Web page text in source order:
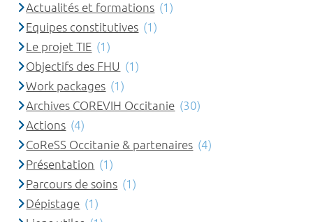
Actualités et formations (1)
Equipes constitutives (1)
Le projet TIE (1)
Objectifs des FHU (1)
Work packages (1)
Archives COREVIH Occitanie (30)
Actions (4)
CoReSS Occitanie & partenaires (4)
Présentation (1)
Parcours de soins (1)
Dépistage (1)